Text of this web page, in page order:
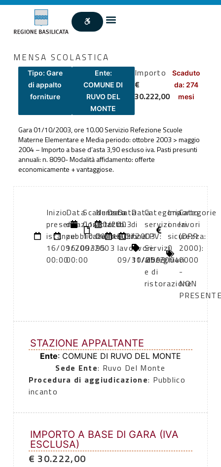
MENSA SCOLASTICA
Tipo: Gare
di appalto
forniture
Ente:
COMUNE DI
RUVO DEL
MONTE
Importo
€
30.222,00
Scaduto
da: 274
mesi
Gara 01/10/2003, ore 10.00 Servizio Refezione Scuole
Materne Elementare e Media periodo: ottobre 2003 > maggio
2004 – Importo a base d’asta 3,90 escluso iva. Pasti presunti
annuali: n. 8090- Modalità affidamento: offerte
economicamente + vantaggiose.
Inizio
presentazione
istanze:
16/09/2003
00:00
Data
di
pubblicazione:
16/09/2003
00:00
Scadenza:
01/10/2003
10:00
Numero
atto:
Delib.G.C.
95
Data
atto:
11/09/2003
Data
di
inizio
lavori:
09/10/2003
Data
di
fine
lavori:
31/05/2004
Categoria
servizi
CPV:
Servizi
alberghieri
e di
ristorazione
Importo
oneri
sicurezza:
0
Categorie
lavori
(DPR
2000):
0000
-
NON
STAZIONE APPALTANTE
Ente: COMUNE DI RUVO DEL MONTE
Sede Ente: Ruvo Del Monte
Procedura di aggiudicazione: Pubblico
incanto
IMPORTO A BASE DI GARA (IVA
ESCLUSA)
€ 30.222,00